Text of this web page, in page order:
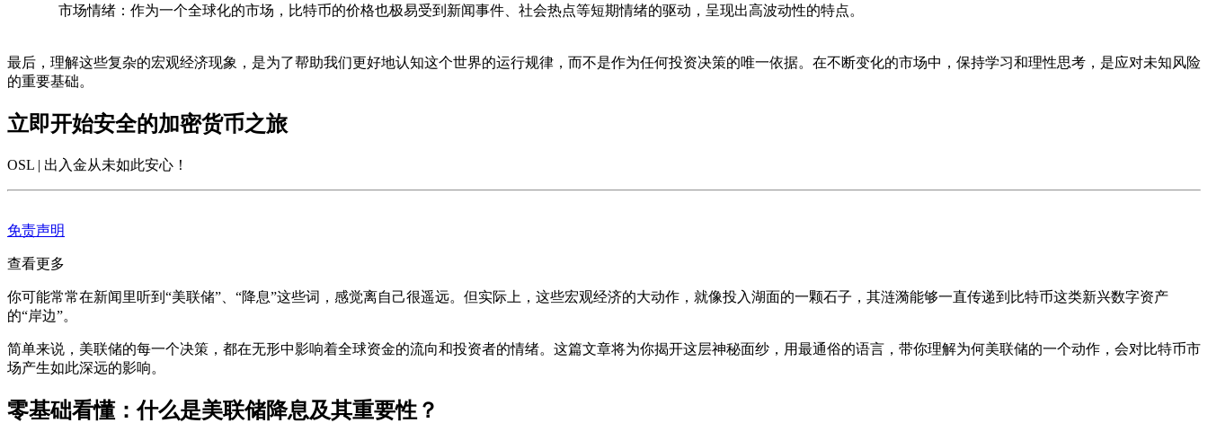
市场情绪 ：作为一个全球化的市场，比特币的价格也极易受到新闻事件、社会热点等短期情绪的驱动，呈现出高波动性的特点。
最后，理解这些复杂的宏观经济现象，是为了帮助我们更好地认知这个世界的运行规律，而不是作为任何投资决策的唯一依据。在不断变化的市场中，保持学习和理性思考，是应对未知风险
的重要基础。
立即开始安全的加密货币之旅
OSL | 出入金从未如此安心 ！
免责声明
查看更多
你可能常常在新闻里听到“美联储”、“降息”这些词，感觉离自己很遥远。但实际上，这些宏观经济的大动作，就像投入湖面的一颗石子，其涟漪能够一直传递到比特币这类新兴数字资产
的“岸边”。
简单来说，美联储的每一个决策，都在无形中影响着全球资金的流向和投资者的情绪。这篇文章将为你揭开这层神秘面纱，用最通俗的语言，带你理解为何美联储的一个动作，会对比特币市
场产生如此深远的影响。
零基础看懂：什么是美联储降息及其重要性？